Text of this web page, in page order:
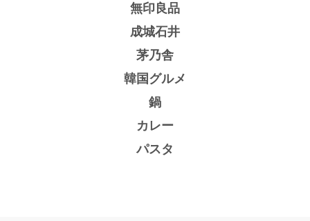
無印良品
成城石井
茅乃舎
韓国グルメ
鍋
カレー
パスタ